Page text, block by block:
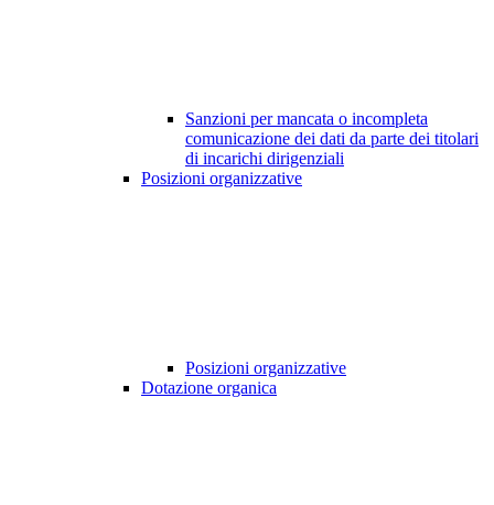
Sanzioni per mancata o incompleta
comunicazione dei dati da parte dei titolari
di incarichi dirigenziali
Posizioni organizzative
Posizioni organizzative
Dotazione organica